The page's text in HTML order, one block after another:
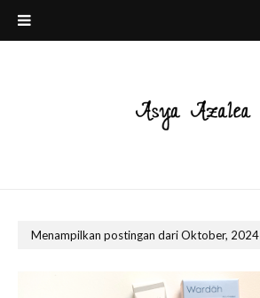
Menampilkan postingan dari Oktober, 2024